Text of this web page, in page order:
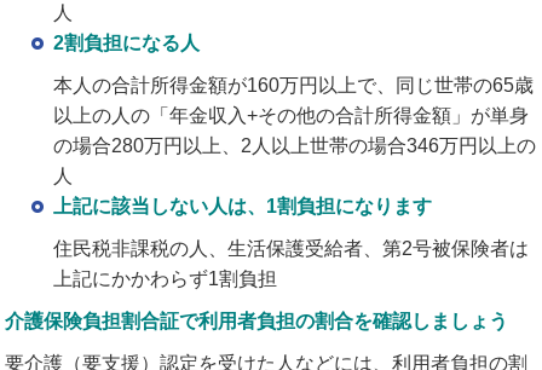
人
2割負担になる人
本人の合計所得金額が160万円以上で、同じ世帯の65歳
以上の人の「年金収入+その他の合計所得金額」が単身
の場合280万円以上、2人以上世帯の場合346万円以上の
人
上記に該当しない人は、1割負担になります
住民税非課税の人、生活保護受給者、第2号被保険者は
上記にかかわらず1割負担
介護保険負担割合証で利用者負担の割合を確認しましょう
要介護（要支援）認定を受けた人などには、利用者負担の割